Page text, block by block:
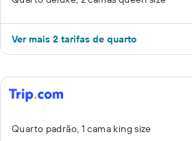
Ver mais 2 tarifas de quarto
Quarto padrão, 1 cama king size